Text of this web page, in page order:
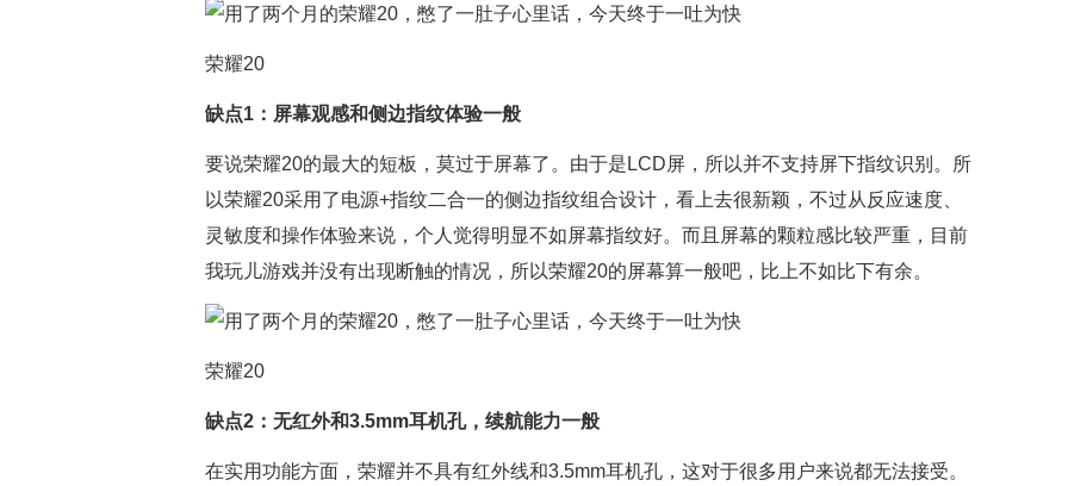
荣耀20
缺点1：屏幕观感和侧边指纹体验一般
要说荣耀20的最大的短板，莫过于屏幕了。由于是LCD屏，所以并不支持屏下指纹识别。所
以荣耀20采用了电源+指纹二合一的侧边指纹组合设计，看上去很新颖，不过从反应速度、
灵敏度和操作体验来说，个人觉得明显不如屏幕指纹好。而且屏幕的颗粒感比较严重，目前
我玩儿游戏并没有出现断触的情况，所以荣耀20的屏幕算一般吧，比上不如比下有余。
荣耀20
缺点2：无红外和3.5mm耳机孔，续航能力一般
在实用功能方面，荣耀并不具有红外线和3.5mm耳机孔，这对于很多用户来说都无法接受。